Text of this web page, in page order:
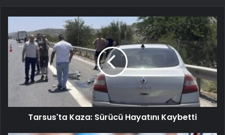
Tarsus'ta Kaza: Sürücü Hayatını Kaybetti